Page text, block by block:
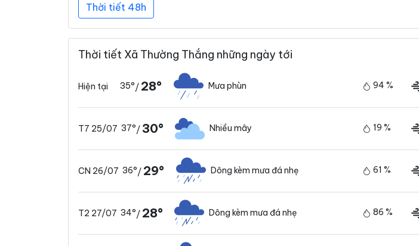
Thời tiết 48h
Thời tiết Xã Thường Thắng những ngày tới
Hiện tại 35°/ 28° Mưa phùn 94 %
T7 25/07 37°/30° Nhiều mây 19 %
CN 26/07 36°/ 29° Dông kèm mưa đá nhẹ 61 %
T2 27/07 34°/ 28° Dông kèm mưa đá nhẹ 86 %